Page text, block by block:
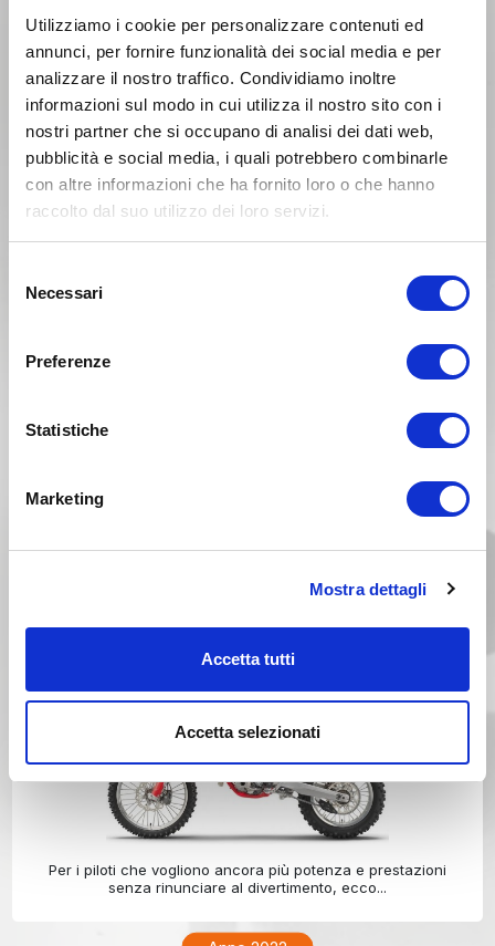
Utilizziamo i cookie per personalizzare contenuti ed
annunci, per fornire funzionalità dei social media e per
analizzare il nostro traffico. Condividiamo inoltre
informazioni sul modo in cui utilizza il nostro sito con i
nostri partner che si occupano di analisi dei dati web,
pubblicità e social media, i quali potrebbero combinarle
con altre informazioni che ha fornito loro o che hanno
raccolto dal suo utilizzo dei loro servizi.
delNecessari
Preferenze
Statistiche
Marketing
Mostra dettagli
Accetta tutti
Accetta selezionati
GAS GAS ECF 350 Anno 2024
Per i piloti che vogliono ancora più potenza e prestazioni
senza rinunciare al divertimento, ecco...